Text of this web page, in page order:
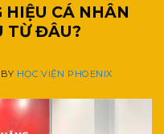
HIỆU CÁ NHÂN
TỪ ĐÂU?
BY HỌC VIỆN PHOENIX